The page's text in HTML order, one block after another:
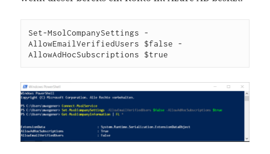
Set-MsolCompanySettings -
AllowEmailVerifiedUsers $false -
AllowAdHocSubscriptions $true